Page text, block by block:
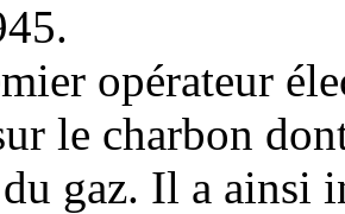
opérateur
le charbon
gaz. Il a ainsi